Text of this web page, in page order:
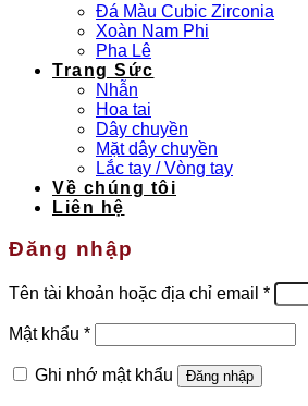
Đá Màu Cubic Zirconia
Xoàn Nam Phi
Pha Lê
Trang Sức
Nhẫn
Hoa tai
Dây chuyền
Mặt dây chuyền
Lắc tay / Vòng tay
Về chúng tôi
Liên hệ
Đăng nhập
Tên tài khoản hoặc địa chỉ email *Bắt
buộc
Mật khẩu *Bắt
buộc
Ghi nhớ mật khẩu
Đăng nhập